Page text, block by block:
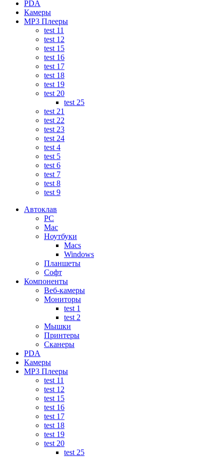
PDA
Камеры
MP3 Плееры
test 11
test 12
test 15
test 16
test 17
test 18
test 19
test 20
test 25
test 21
test 22
test 23
test 24
test 4
test 5
test 6
test 7
test 8
test 9
Автоклав
PC
Mac
Ноутбуки
Macs
Windows
Планшеты
Софт
Компоненты
Веб-камеры
Мониторы
test 1
test 2
Мышки
Принтеры
Сканеры
PDA
Камеры
MP3 Плееры
test 11
test 12
test 15
test 16
test 17
test 18
test 19
test 20
test 25